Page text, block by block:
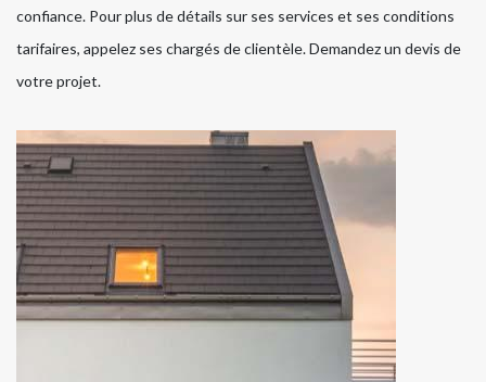
confiance. Pour plus de détails sur ses services et ses conditions
tarifaires, appelez ses chargés de clientèle. Demandez un devis de
votre projet.